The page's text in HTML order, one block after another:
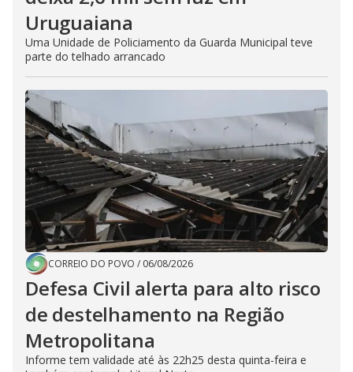
Uruguaiana
Uma Unidade de Policiamento da Guarda Municipal teve
parte do telhado arrancado
CORREIO DO POVO / 06/08/2026
Defesa Civil alerta para alto risco
de destelhamento na Região
Metropolitana
Informe tem validade até às 22h25 desta quinta-feira e